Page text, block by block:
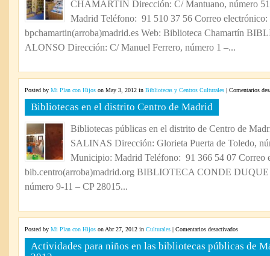
CHAMARTÍN Dirección: C/ Mantuano, número
Madrid Teléfono: 91 510 37 56 Correo electrónico:
bpchamartin(arroba)madrid.es Web: Biblioteca Chamartín
ALONSO Dirección: C/ Manuel Ferrero, número 1 –...
Posted by Mi Plan con Hijos on May 3, 2012 in Bibliotecas y Centros Culturales | Comentarios
Bibliotecas en el distrito Centro de Madrid
Bibliotecas públicas en el distrito de Centro de
SALINAS Dirección: Glorieta Puerta de Toledo,
Municipio: Madrid Teléfono: 91 366 54 07 Correo
bib.centro(arroba)madrid.org BIBLIOTECA CONDE
número 9-11 – CP 28015...
Posted by Mi Plan con Hijos on Abr 27, 2012 in Culturales | Comentarios desactivadosen
Actividades
para
Actividades para niños en las bibliotecas públicas de